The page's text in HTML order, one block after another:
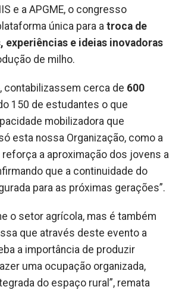
e a APGME, o congresso
única para a troca de
experiências e ideias inovadoras
de milho.
contabilizassem cerca de 600
150 de estudantes o que
mobilizadora que
esta nossa Organização, como a
a aproximação dos jovens a
que a continuidade do
para as próximas gerações”.
o setor agrícola, mas é também
que através deste evento a
a importância de produzir
uma ocupação organizada,
do espaço rural”, remata